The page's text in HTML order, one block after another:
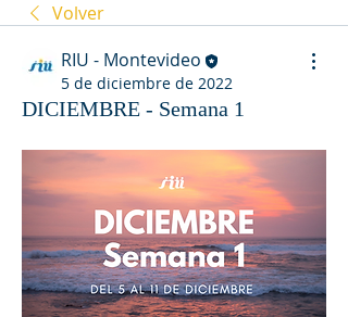
Volver
RIU - Montevideo
5 de diciembre de 2022
DICIEMBRE - Semana 1